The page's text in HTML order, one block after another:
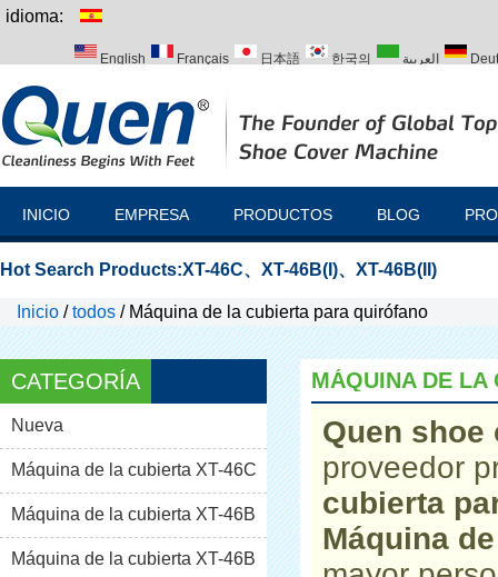
idioma:
English Français 日本語 한국의 العربية
INICIO EMPRESA PRODUCTOS BLOG
Hot Search Products:XT-46C、 XT-46B(I)、 XT-46B(II)
Inicio /todos / Máquina de la cubierta para quirófano
CATEGORÍA
Nueva
Máquina de la cubierta XT-46C
Máquina de la cubierta XT-46B
(i)Máquina de la cubierta XT-46B
MÁQUINA DE LA
Quen
proveedor
cubierta
Máquina